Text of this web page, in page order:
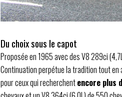
Du choix sous le capot
Proposée en 1965 avec des V8 289ci
Continuation perpétue la tradition tout
pour ceux qui recherchentencore plus